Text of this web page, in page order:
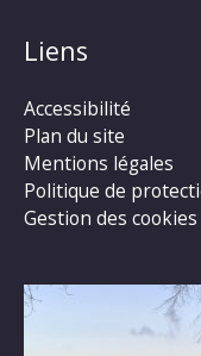
Liens
Accessibilité
Plan du site
Mentions légales
Politique de
Gestion des cookies